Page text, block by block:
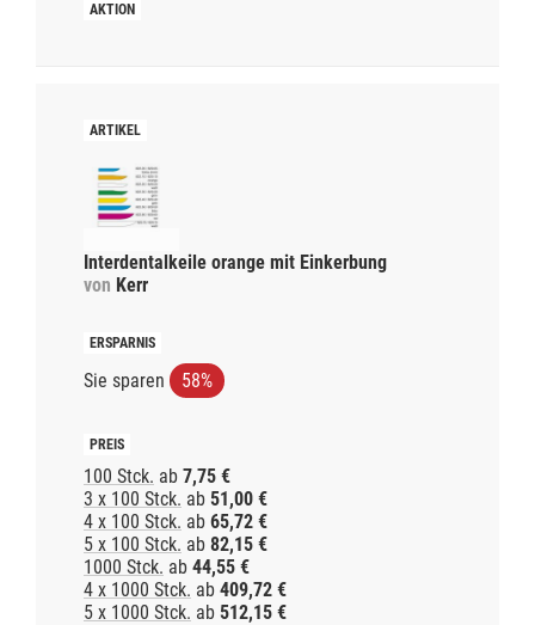
Interdentalkeile orange mit Einkerbung
von Kerr
Sie sparen 58%
100 Stck. ab 7,75 €
3 x 100 Stck. ab 51,00 €
4 x 100 Stck. ab 65,72 €
5 x 100 Stck. ab 82,15 €
1000 Stck. ab 44,55 €
4 x 1000 Stck. ab 409,72 €
5 x 1000 Stck. ab 512,15 €